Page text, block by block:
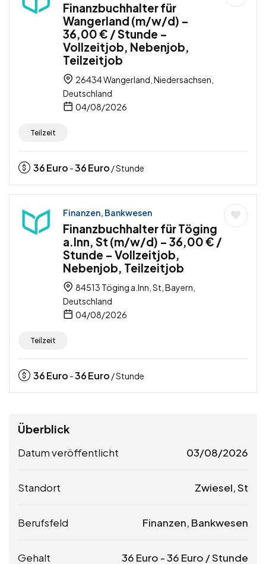
Finanzbuchhalter für
Wangerland (m/w/d) –
36,00 € / Stunde –
Vollzeitjob, Nebenjob,
Teilzeitjob
26434 Wangerland, Niedersachsen,
Deutschland
04/08/2026
Teilzeit
36Euro -36Euro / Stunde
Finanzen, Bankwesen
Finanzbuchhalter für Töging
a.Inn, St (m/w/d) – 36,00 € /
Stunde – Vollzeitjob,
Nebenjob, Teilzeitjob
84513 Töging a.Inn, St, Bayern,
Deutschland
04/08/2026
Teilzeit
36Euro -36Euro / Stunde
Überblick
Datum veröffentlicht 03/08/2026
Standort Zwiesel, St
Berufsfeld Finanzen, Bankwesen
Gehalt 36 Euro -36 Euro / Stunde